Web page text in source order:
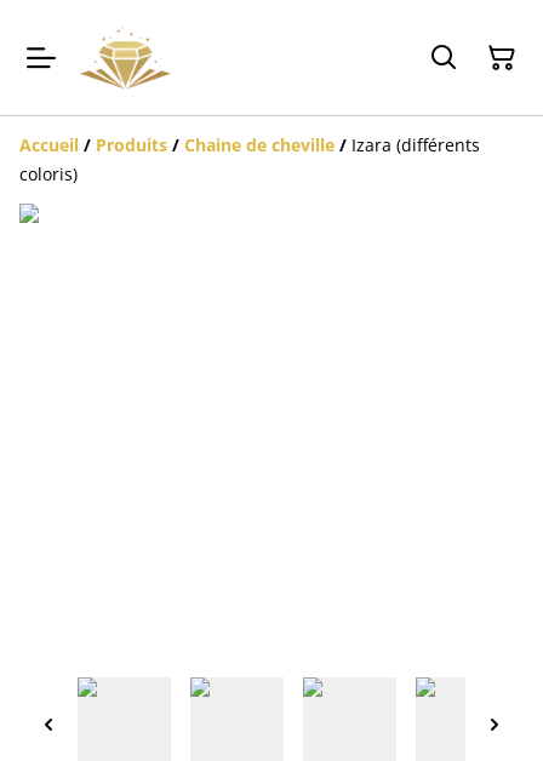
Accueil / Produits / Chaine de cheville / Izara (différents
coloris)